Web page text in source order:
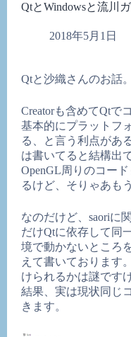
QtとWindowsと流川
2018年5月1日
Qtと沙織さんのお話。
Creatorも含めてQtで
基本的にプラットフ
る、と言う利点があ
は書いてると結構出
OpenGL周りのコー
るけど、そりゃあも
なのだけど、saoriに
だけQtに依存して同
境で動かないところ
えて書いております
けられるかは謎です
結果、実は現状同じ
きます。